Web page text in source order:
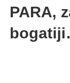
PARA,